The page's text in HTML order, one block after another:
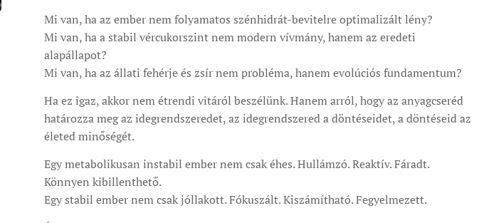
Mi van, ha az ember nem folyamatos szénhidrát-bevitelre optimalizált lény?
Mi van, ha a stabil vércukorszint nem modern vívmány, hanem az eredeti
alapállapot?
Mi van, ha az állati fehérje és zsír nem probléma, hanem evolúciós fundamentum?
Ha ez igaz, akkor nem étrendi vitáról beszélünk. Hanem arról, hogy az anyagcseréd
határozza meg az idegrendszeredet, az idegrendszered a döntéseidet, a döntéseid az
életed minőségét.
Egy metabolikusan instabil ember nem csak éhes. Hullámzó. Reaktív. Fáradt.
Könnyen kibillenthető.
Egy stabil ember nem csak jóllakott. Fókuszált. Kiszámítható. Fegyelmezett.